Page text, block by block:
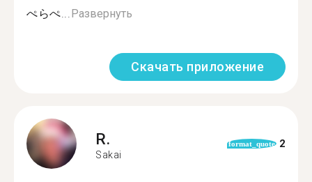
ぺらぺ...Развернуть
Скачать приложение
R.
Sakai
format_quote 2